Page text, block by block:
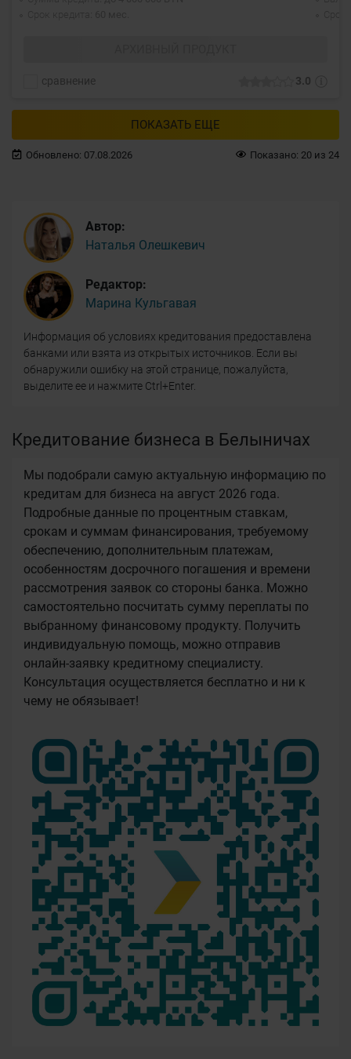
3.0
сравнение
ПОКАЗАТЬ ЕЩЕ
Обновлено: 07.08.2026 Показано: 20 из 24
Автор:
Наталья Олешкевич
Редактор:
Марина Кульгавая
Информация об условиях кредитования предоставлена
банками или взята из открытых источников. Если вы
обнаружили ошибку на этой странице, пожалуйста,
выделите ее и нажмите Ctrl+Enter.
Кредитование бизнеса в Белыничах
Мы подобрали самую актуальную информацию по
кредитам для бизнеса на август 2026 года.
Подробные данные по процентным ставкам,
срокам и суммам финансирования, требуемому
обеспечению, дополнительным платежам,
особенностям досрочного погашения и времени
рассмотрения заявок со стороны банка. Можно
самостоятельно посчитать сумму переплаты по
выбранному финансовому продукту. Получить
индивидуальную помощь, можно отправив
онлайн-заявку кредитному специалисту.
Консультация осуществляется бесплатно и ни к
чему не обязывает!